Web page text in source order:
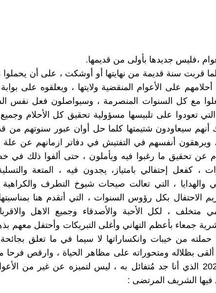
،فليس جديدها بأولى من قديمها.
قربت سنة قديمة من نهايتها أو أوشكت ، على أن
على الأعوام المنقضية ولايتها ، ويعلقوه على
مع كل السنوات المنصرمة ، وسيواصلون فعل نفس
التي تعودوا على تلبيسها مسؤولية تحقيق كل الأحلام وجميع
سيعاودون شتيمتها كلما حل أوان عبور سنوتهم من
ويرهقون أنفسهم في التفتيش في دفاتر ازمانهم عن
عن تحقيق ما رغبوا فيه ويأملون ، حتى ألفوا ذلك في
، كفعل إحتفالي بامتياز، يجدون فيه ، المتعة
والهدايا ، التي تعالت صيحات شيوخ التطرف والكراهية
الاحتفال بكل رؤوس السنوات ، التي أتقدم هنا
، لكل الأحبة والأصدقاء وجميع الاهل
جمعاء بأعظم التهاني وأغلى التبريكات وأحتفل معهم
ما حملته من خيبات وانكساراتها لا سيما في ما تعلق
ألقى بظلاله ومتحوراته على مظاهر الحياة ، وارقص فرحا
بحلول عام 2022 الذي أنا جد مُتفائل به ، ليس لتميزه عن غير من
فيها الشريف المرتضى :